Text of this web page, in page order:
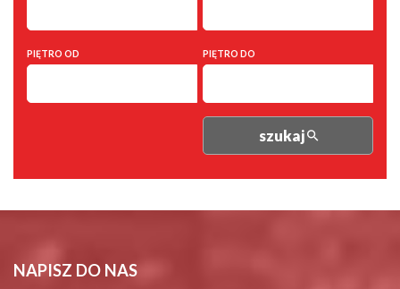
PIĘTRO OD PIĘTRO DO
szukaj
NAPISZ DO NAS